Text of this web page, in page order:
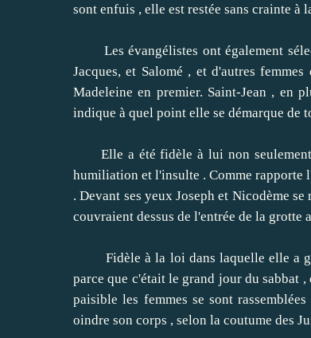
sont enfuis , elle est restée sans crainte à
Les évangélistes ont également
Jacques, et Salomé , et d'autres
Madeleine en premier. Saint-Jean , en
indique à quel point elle se démarque de
Elle a été fidèle à lui non seulement
humiliation et l'insulte . Comme rapporte
. Devant ses yeux Joseph et Nicodème
couvraient dessus de l'entrée de la grotte
Fidèle à la loi dans laquelle elle a
parce que c'était le grand jour du sabbat
paisible les femmes se sont
oindre son corps , selon la coutume des